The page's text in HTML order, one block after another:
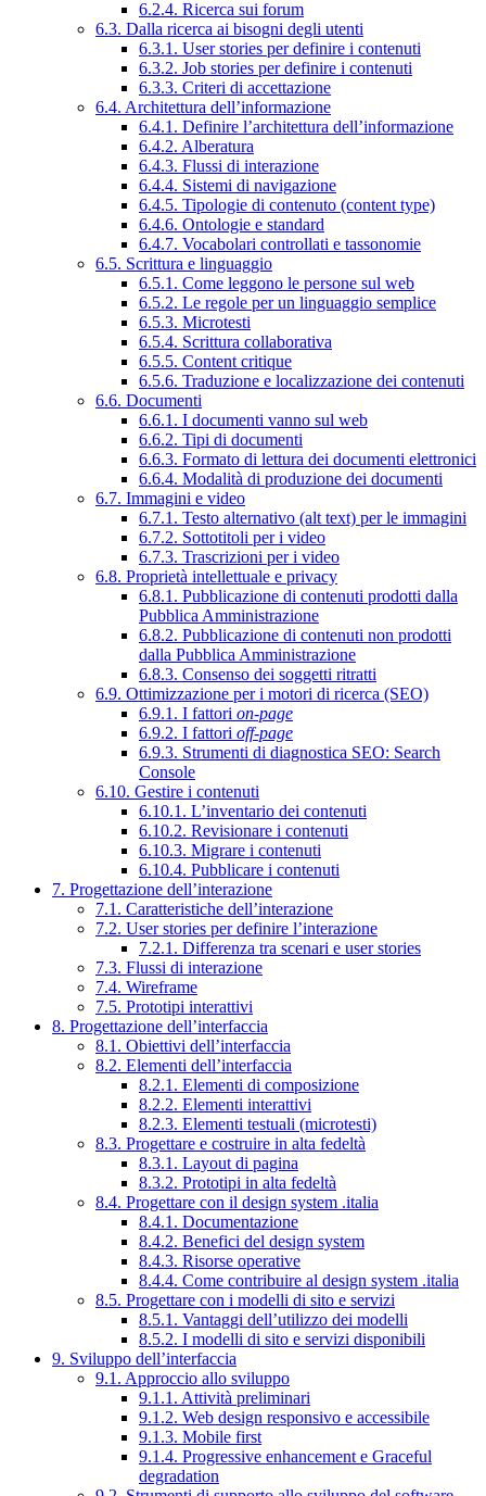
6.2.4. Ricerca sui forum
6.3. Dalla ricerca ai bisogni degli utenti
6.3.1. User stories per definire i contenuti
6.3.2. Job stories per definire i contenuti
6.3.3. Criteri di accettazione
6.4. Architettura dell’informazione
6.4.1. Definire l’architettura dell’informazione
6.4.2. Alberatura
6.4.3. Flussi di interazione
6.4.4. Sistemi di navigazione
6.4.5. Tipologie di contenuto (content type)
6.4.6. Ontologie e standard
6.4.7. Vocabolari controllati e tassonomie
6.5. Scrittura e linguaggio
6.5.1. Come leggono le persone sul web
6.5.2. Le regole per un linguaggio semplice
6.5.3. Microtesti
6.5.4. Scrittura collaborativa
6.5.5. Content critique
6.5.6. Traduzione e localizzazione dei contenuti
6.6. Documenti
6.6.1. I documenti vanno sul web
6.6.2. Tipi di documenti
6.6.3. Formato di lettura dei documenti elettronici
6.6.4. Modalità di produzione dei documenti
6.7. Immagini e video
6.7.1. Testo alternativo (alt text) per le immagini
6.7.2. Sottotitoli per i video
6.7.3. Trascrizioni per i video
6.8. Proprietà intellettuale e privacy
6.8.1. Pubblicazione di contenuti prodotti dalla
Pubblica Amministrazione
6.8.2. Pubblicazione di contenuti non prodotti
dalla Pubblica Amministrazione
6.8.3. Consenso dei soggetti ritratti
6.9. Ottimizzazione per i motori di ricerca (SEO)
6.9.1. I fattori on-page
6.9.2. I fattori off-page
6.9.3. Strumenti di diagnostica SEO: Search
Console
6.10. Gestire i contenuti
6.10.1. L’inventario dei contenuti
6.10.2. Revisionare i contenuti
6.10.3. Migrare i contenuti
6.10.4. Pubblicare i contenuti
7. Progettazione dell’interazione
7.1. Caratteristiche dell’interazione
7.2. User stories per definire l’interazione
7.2.1. Differenza tra scenari e user stories
7.3. Flussi di interazione
7.4. Wireframe
7.5. Prototipi interattivi
8. Progettazione dell’interfaccia
8.1. Obiettivi dell’interfaccia
8.2. Elementi dell’interfaccia
8.2.1. Elementi di composizione
8.2.2. Elementi interattivi
8.2.3. Elementi testuali (microtesti)
8.3. Progettare e costruire in alta fedeltà
8.3.1. Layout di pagina
8.3.2. Prototipi in alta fedeltà
8.4. Progettare con il design system .italia
8.4.1. Documentazione
8.4.2. Benefici del design system
8.4.3. Risorse operative
8.4.4. Come contribuire al design system .italia
8.5. Progettare con i modelli di sito e servizi
8.5.1. Vantaggi dell’utilizzo dei modelli
8.5.2. I modelli di sito e servizi disponibili
9. Sviluppo dell’interfaccia
9.1. Approccio allo sviluppo
9.1.1. Attività preliminari
9.1.2. Web design responsivo e accessibile
9.1.3. Mobile first
9.1.4. Progressive enhancement e Graceful
degradation